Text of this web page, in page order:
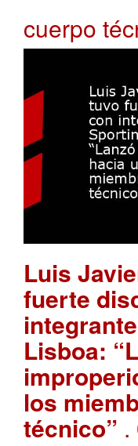
cuerpo
Luis
fuerte
Lisboa:
los
técnico” .